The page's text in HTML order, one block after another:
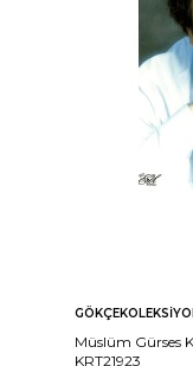
Müslüm Gürses
KRT21923